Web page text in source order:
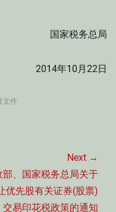
国家税务总局
2014年10月22日
文件
Next →
部、国家税务总局关于
优先股有关证券(股票)
交易印花税政策的通知